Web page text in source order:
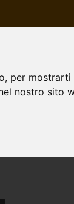
per
nostro sito